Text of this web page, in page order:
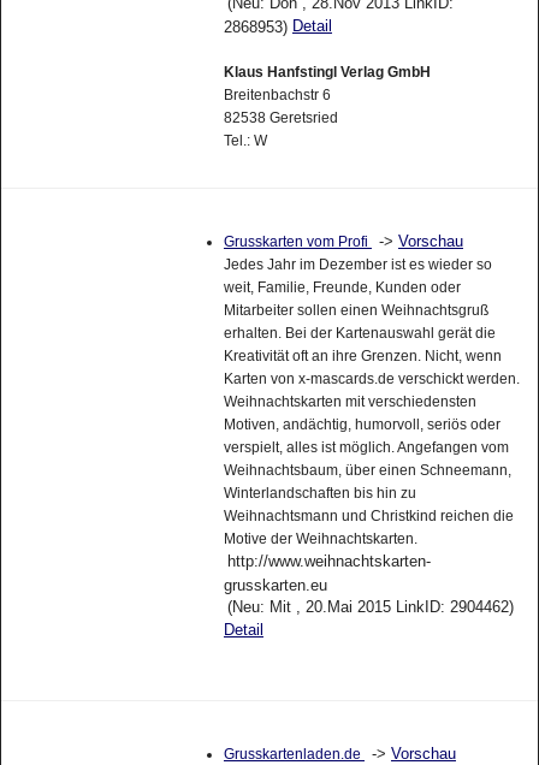
2868953) Detail
Klaus Hanfstingl Verlag GmbH
Breitenbachstr 6
82538 Geretsried
Tel.: W
Grusskarten vom Profi -> Vorschau
Jedes Jahr im Dezember ist es wieder so
weit, Familie, Freunde, Kunden oder
Mitarbeiter sollen einen Weihnachtsgruß
erhalten. Bei der Kartenauswahl gerät die
Kreativität oft an ihre Grenzen. Nicht, wenn
Karten von x-mascards.de verschickt werden.
Weihnachtskarten mit verschiedensten
Motiven, andächtig, humorvoll, seriös oder
verspielt, alles ist möglich. Angefangen vom
Weihnachtsbaum, über einen Schneemann,
Winterlandschaften bis hin zu
Weihnachtsmann und Christkind reichen die
Motive der Weihnachtskarten.
http://www.weihnachtskarten-
grusskarten.eu
(Neu: Mit , 20.Mai 2015 LinkID: 2904462)
Detail
Grusskartenladen.de -> Vorschau